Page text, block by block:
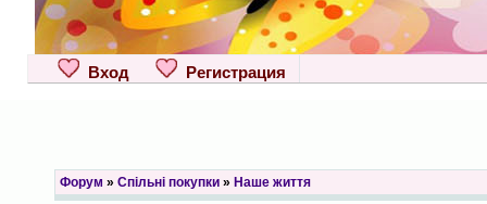
Вход Регистрация
Форум » Спільні покупки» Наше життя